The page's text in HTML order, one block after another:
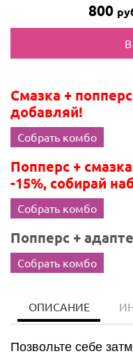
800
Смазка +
добавляй!
Собрать комбо
Попперс +
-15%, собирай
Собрать комбо
Попперс +
Собрать комбо
ОПИСАНИЕ
Позвольте себе